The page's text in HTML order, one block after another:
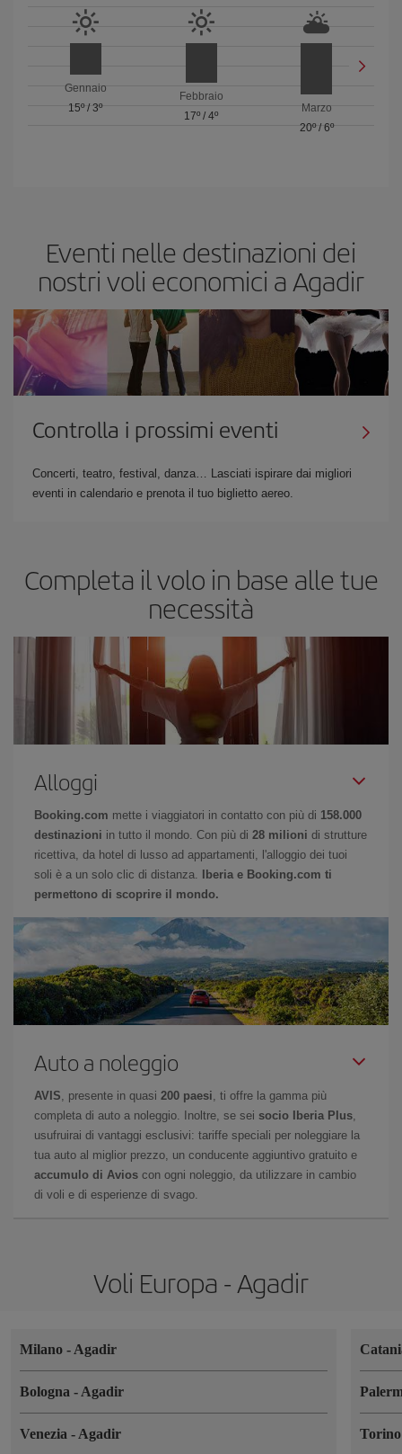
Gennaio
15º/3º
Febbraio
17º / 4º
Marzo
20º/ 6º
Eventi nelle destinazioni dei
nostri voli economici a Agadir
Controlla i prossimi eventi
Concerti, teatro, festival, danza… Lasciati ispirare dai migliori
eventi in calendario e prenota il tuo biglietto aereo.
Completa il volo in base alle tue
necessità
Alloggi
Booking.com mette i viaggiatori in contatto con più di 158.000
destinazioni in tutto il mondo. Con più di 28 milioni di strutture
ricettiva, da hotel di lusso ad appartamenti, l'alloggio dei tuoi
soli è a un solo clic di distanza.
Iberia e Booking.com ti
permettono di scoprire il mondo.
Auto a noleggio
AVIS , presente in quasi 200 paesi , ti offre la gamma più
completa di auto a noleggio. Inoltre, se sei socio Iberia Plus
usufruirai di vantaggi esclusivi: tariffe speciali per noleggiare la
tua auto al miglior prezzo, un conducente aggiuntivo gratuito e
accumulo di Avios con ogni noleggio, da utilizzare in cambio
di voli e di esperienze di svago.
Voli Europa - Agadir
Milano - Agadir
Bologna - Agadir
Venezia - Agadir